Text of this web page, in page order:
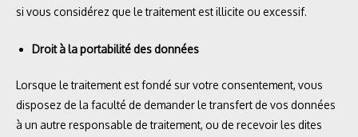
si vous considérez que le traitement est illicite ou excessif.
Droit à la portabilité des données
Lorsque le traitement est fondé sur votre consentement, vous
disposez de la faculté de demander le transfert de vos données
à un autre responsable de traitement, ou de recevoir les dites